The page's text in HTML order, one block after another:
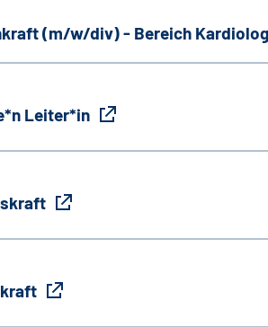
(m/w/div) - Bereich
Leiter*in